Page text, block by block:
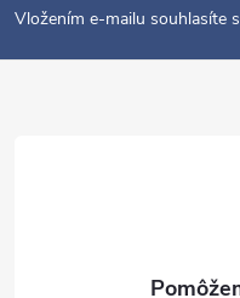
e
Vložením e-mailu souhlasíte s